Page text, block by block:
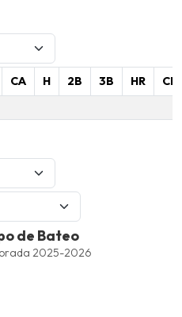
CA H 2B 3B HR
CI
de Bateo
2025-2026